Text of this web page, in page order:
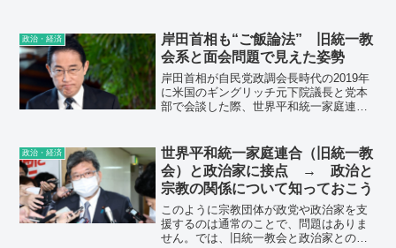
し、引き締め策に転じている。おそら
く、23年度はさらにその流れが勢いづい
ていくのだろう。
政治・経済
岸田首相も“ご飯論法” 旧統一教
会系と面会問題で見えた姿勢
岸田首相が自民党政調会長時代の2019年
に米国のギングリッチ元下院議長と党本
部で会談した際、世界平和統一家庭連合
「私自身は知り得る限り、旧統一教会と
の関係はない」と語っていた。
政治・経済
世界平和統一家庭連合（旧統一教
会）と政治家に接点 → 政治と
宗教の関係について知っておこう
このように宗教団体が政党や政治家を支
援するのは通常のことで、問題はありま
せん。では、旧統一教会と政治家との関